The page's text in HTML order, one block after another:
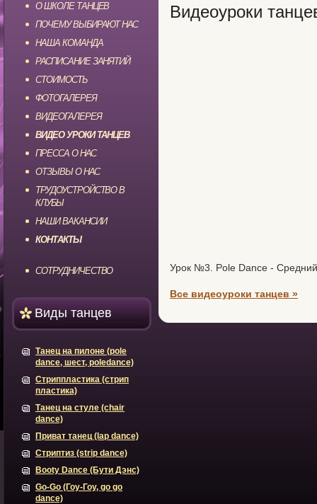
О ШКОЛЕ ТАНЦЕВ
ПОЧЕМУ ВЫБИРАЮТ НАС
НАША КОМАНДА
РАСПИСАНИЕ ЗАНЯТИЙ
СТОИМОСТЬ
ФОТОГАЛЕРЕЯ
ВИДЕОГАЛЕРЕЯ
ВИДЕО УРОКИ ТАНЦЕВ
ПРЕССА О НАС
ОТЗЫВЫ О НАС
ТРУДОУСТРОЙСТВО В
КЛУБЫ
НАШИ ВАКАНСИИ
КОНТАКТЫ
СОТРУДНИЧЕСТВО
Виды танцев
Танец на пилоне (pole
dance, шест, poledance)
Стриппластика (стрип
пластика)
Танец на стуле (chair
dance)
Приват танец (lap dance)
Стриптиз (strip dance)
Booty Dance (Бути Дэнс)
Go-Go (Гоу-Гоу, go go
dance)
Видеоуроки
Урок №3. Pole Dance -
Все видеоуроки танцев »